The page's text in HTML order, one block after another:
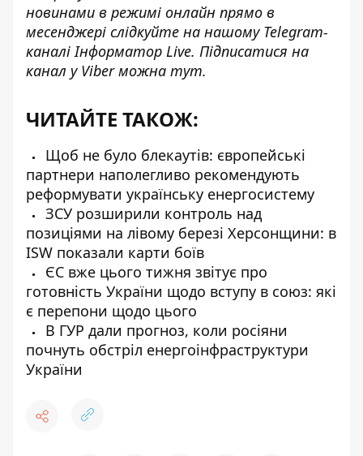
новинами в режимі онлайн прямо в
месенджері слідкуйте на нашому Telegram-
каналіІнформатор Live. Підписатися на
канал у Viber можна тут.
ЧИТАЙТЕ ТАКОЖ:
Щоб не було блекаутів: європейські
партнери наполегливо рекомендують
реформувати українську енергосистему
ЗСУ розширили контроль над
позиціями на лівому березі Херсонщини: в
ISW показали карти боїв
ЄС вже цього тижня звітує про
готовність України щодо вступу в союз: які
є перепони щодо цього
В ГУР дали прогноз, коли росіяни
почнуть обстріл енергоінфраструктури
України